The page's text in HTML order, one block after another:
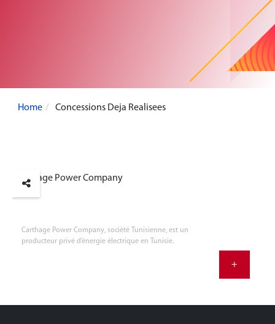
Home Concessions Deja Realisees
Carthage Power Company
Carthage Power Company, société Tunisienne, est un
producteur privé d’énergie électrique en Tunisie.
+